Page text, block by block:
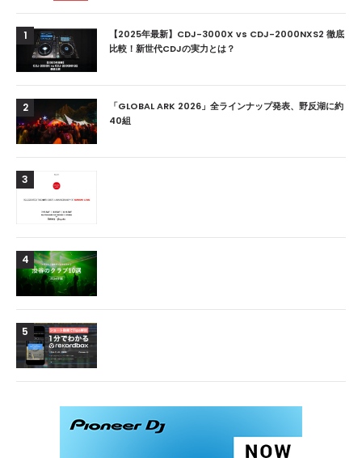
1
【2025年最新】CDJ-3000X vs CDJ-2000NXS2 徹底
比較！新世代CDJの実力とは？
2
「GLOBAL ARK 2026」全ラインナップ発表、野反湖に約
40組
3
4
5